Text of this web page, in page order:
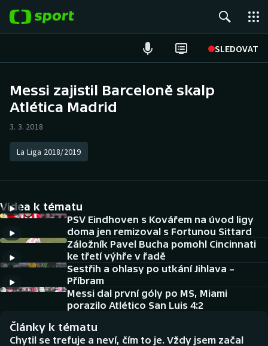
SLEDOVAT
Hokej
Atletika
DALŠÍ SPORTY
Americký fotbal
Baseball a softbal
Biatlon
NEPŘEHLÉDNĚTE
Historické návraty
Aplikace ČT sport
Messi zajistil Barceloně skalp
Atlética Madrid
3. 3. 2018
La Liga 2018/2019
Videa k tématu
PSV Eindhoven s Kovářem na úvod ligy
doma jen remizoval s Fortunou Sittard
Záložník Pavel Bucha pomohl Cincinnati
ke třetí výhře v řadě
Sestřih a ohlasy po utkání Jihlava –
Příbram
Messi dal první góly po MS, Miami
porazilo Atlético San Luis 4:2
Články k tématu
Chytil se trefuje a neví, čím to je. Vždy jsem začal